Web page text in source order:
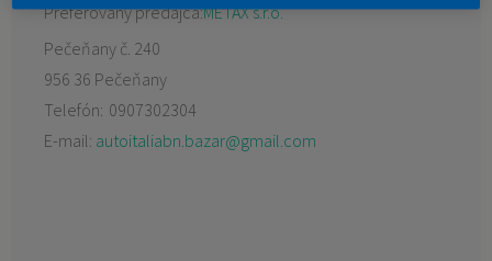
Preferovaný predajca:METAX s.r.o.
Pečeňany č. 240
956 36 Pečeňany
Telefón: 0907302304
E-mail: autoitaliabn.bazar@gmail.com